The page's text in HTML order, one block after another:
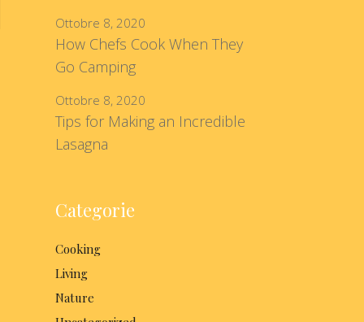
How Chefs Cook When They
Go Camping
Ottobre 8, 2020
Tips for Making an Incredible
Lasagna
Ottobre 8, 2020
Categorie
Cooking
Living
Nature